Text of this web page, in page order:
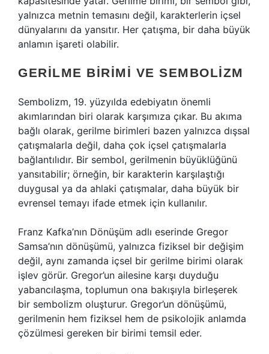
yalnızca metnin temasını değil, karakterlerin içsel
dünyalarını da yansıtır. Her çatışma, bir daha büyük
anlamın işareti olabilir.
GERILME BIRIMI VE SEMBOLIZM
Sembolizm, 19. yüzyılda edebiyatın önemli
akımlarından biri olarak karşımıza çıkar. Bu akıma
bağlı olarak, gerilme birimleri bazen yalnızca dışsal
çatışmalarla değil, daha çok içsel çatışmalarla
bağlantılıdır. Bir sembol, gerilmenin büyüklüğünü
yansıtabilir; örneğin, bir karakterin karşılaştığı
duygusal ya da ahlaki çatışmalar, daha büyük bir
evrensel temayı ifade etmek için kullanılır.
Franz Kafka’nın Dönüşüm adlı eserinde Gregor
Samsa’nın dönüşümü, yalnızca fiziksel bir değişim
değil, aynı zamanda içsel bir gerilme birimi olarak
işlev görür. Gregor’un ailesine karşı duyduğu
yabancılaşma, toplumun ona bakışıyla birleşerek
bir sembolizm oluşturur. Gregor’un dönüşümü,
gerilmenin hem fiziksel hem de psikolojik anlamda
çözülmesi gereken bir birimi temsil eder.